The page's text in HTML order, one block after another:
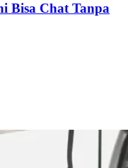
Bisa Chat Tanpa